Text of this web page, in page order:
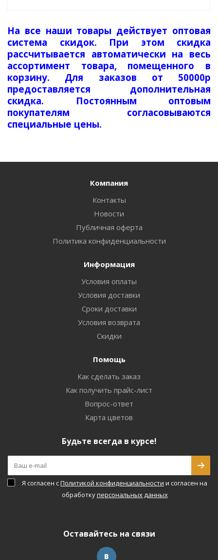
На все наши товары действует оптовая
система скидок. При этом скидка
рассчитывается автоматически на весь
ассортимент товара, помещенного в
корзину. Для заказов от 50000р
предоставляется дополнительная
скидка. Постоянным оптовым
покупателям согласовываются
специальные цены.
Компания
Контакты
Новости
Публичная оферта
Политика конфиденциальности
Информация
Условия оплаты
Условия доставки
Сроки доставки
Условия возврата
Скидки
Помощь
Как сделать заказ
Как получить прайс-лист
Вопрос-ответ
Карта цветов
Будьте всегда в курсе!
Я согласен сПолитикой конфиденциальности и согласен на
обработкуперсональных данных
Оставайтесь на связи